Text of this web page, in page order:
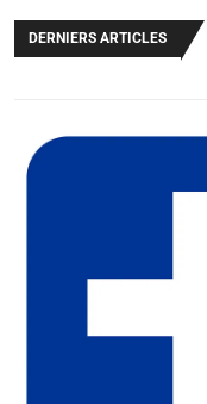
DERNIERS ARTICLES